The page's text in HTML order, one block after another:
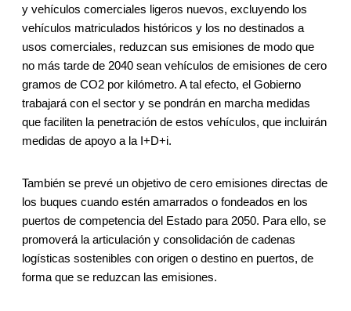
y vehículos comerciales ligeros nuevos, excluyendo los
vehículos matriculados históricos y los no destinados a
usos comerciales, reduzcan sus emisiones de modo que
no más tarde de 2040 sean vehículos de emisiones de cero
gramos de CO2 por kilómetro. A tal efecto, el Gobierno
trabajará con el sector y se pondrán en marcha medidas
que faciliten la penetración de estos vehículos, que incluirán
medidas de apoyo a la I+D+i.
También se prevé un objetivo de cero emisiones directas de
los buques cuando estén amarrados o fondeados en los
puertos de competencia del Estado para 2050. Para ello, se
promoverá la articulación y consolidación de cadenas
logísticas sostenibles con origen o destino en puertos, de
forma que se reduzcan las emisiones.